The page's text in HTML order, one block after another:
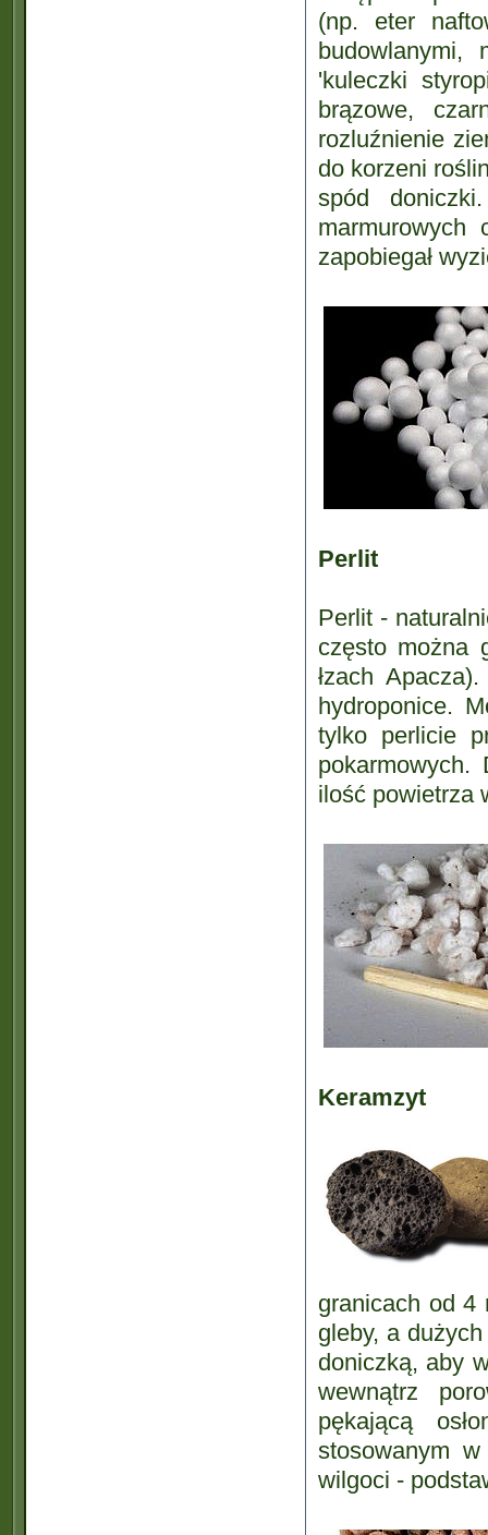
(np. eter
budowlanymi,
'kuleczki
brązowe,
rozluźnienie
do korzeni
spód
marmurowych
zapobiegał
Perlit
Perlit -
często można
łzach
hydroponice.
tylko perlicie
pokarmowych.
ilość powietrza
Keramzyt
granicach od 4
gleby, a
doniczką, aby
wewnątrz
pękającą
stosowanym
wilgoci -